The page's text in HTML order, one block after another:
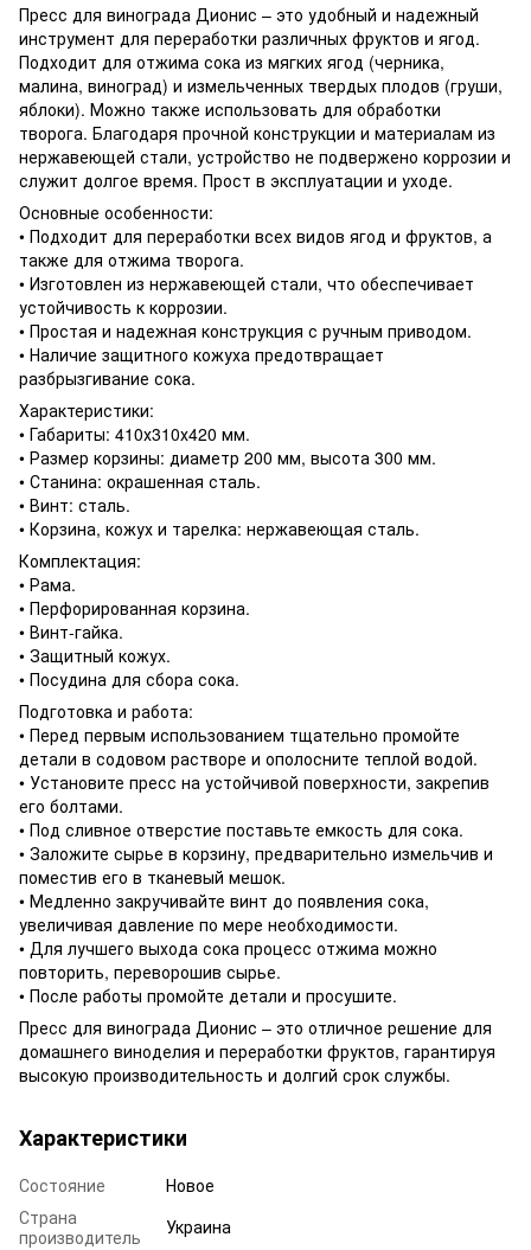
Пресс для винограда Дионис – это удобный и надежный
инструмент для переработки различных фруктов и ягод.
Подходит для отжима сока из мягких ягод (черника,
малина, виноград) и измельченных твердых плодов (груши,
яблоки). Можно также использовать для обработки
творога. Благодаря прочной конструкции и материалам из
нержавеющей стали, устройство не подвержено коррозии и
служит долгое время. Прост в эксплуатации и уходе.
Основные особенности:
• Подходит для переработки всех видов ягод и фруктов, а
также для отжима творога.
• Изготовлен из нержавеющей стали, что обеспечивает
устойчивость к коррозии.
• Простая и надежная конструкция с ручным приводом.
• Наличие защитного кожуха предотвращает
разбрызгивание сока.
Характеристики:
• Габариты: 410х310х420 мм.
• Размер корзины: диаметр 200 мм, высота 300 мм.
• Станина: окрашенная сталь.
• Винт: сталь.
• Корзина, кожух и тарелка: нержавеющая сталь.
Комплектация:
• Рама.
• Перфорированная корзина.
• Винт-гайка.
• Защитный кожух.
• Посудина для сбора сока.
Подготовка и работа:
• Перед первым использованием тщательно промойте
детали в содовом растворе и ополосните теплой водой.
• Установите пресс на устойчивой поверхности, закрепив
его болтами.
• Под сливное отверстие поставьте емкость для сока.
• Заложите сырье в корзину, предварительно измельчив и
поместив его в тканевый мешок.
• Медленно закручивайте винт до появления сока,
увеличивая давление по мере необходимости.
• Для лучшего выхода сока процесс отжима можно
повторить, переворошив сырье.
• После работы промойте детали и просушите.
Пресс для винограда Дионис – это отличное решение для
домашнего виноделия и переработки фруктов, гарантируя
высокую производительность и долгий срок службы.
Характеристики
Состояние
Новое
Страна
производитель
Украина